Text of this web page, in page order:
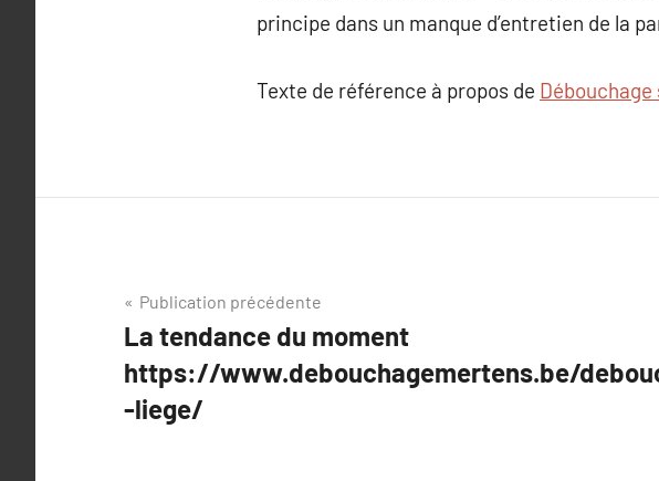
principe dans un manque d’entretien de la
Texte de référence à propos de Débouchage
Navigation
de
l’article
Publication précédente
La tendance du moment
https://www.debouchagemertens.be/
-liege/